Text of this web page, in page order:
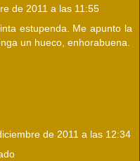
de 2011 a las 11:55
estupenda. Me apunto la
un hueco, enhorabuena.
de 2011 a las 12:34